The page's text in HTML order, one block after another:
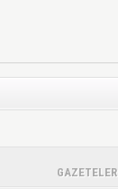
GAZETELER